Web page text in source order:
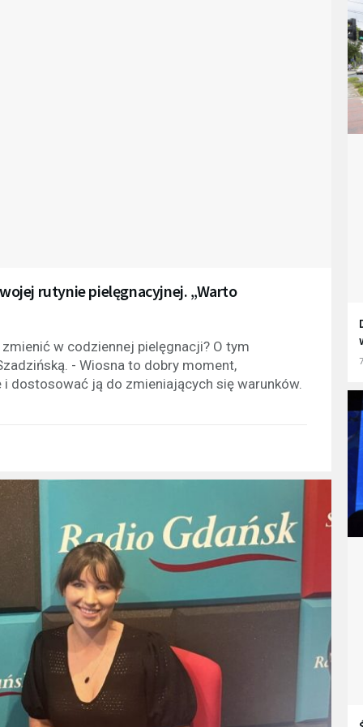
rutynie pielęgnacyjnej. „Warto
w codziennej pielęgnacji? O tym
- Wiosna to dobry moment,
dostosować ją do zmieniających się warunków.